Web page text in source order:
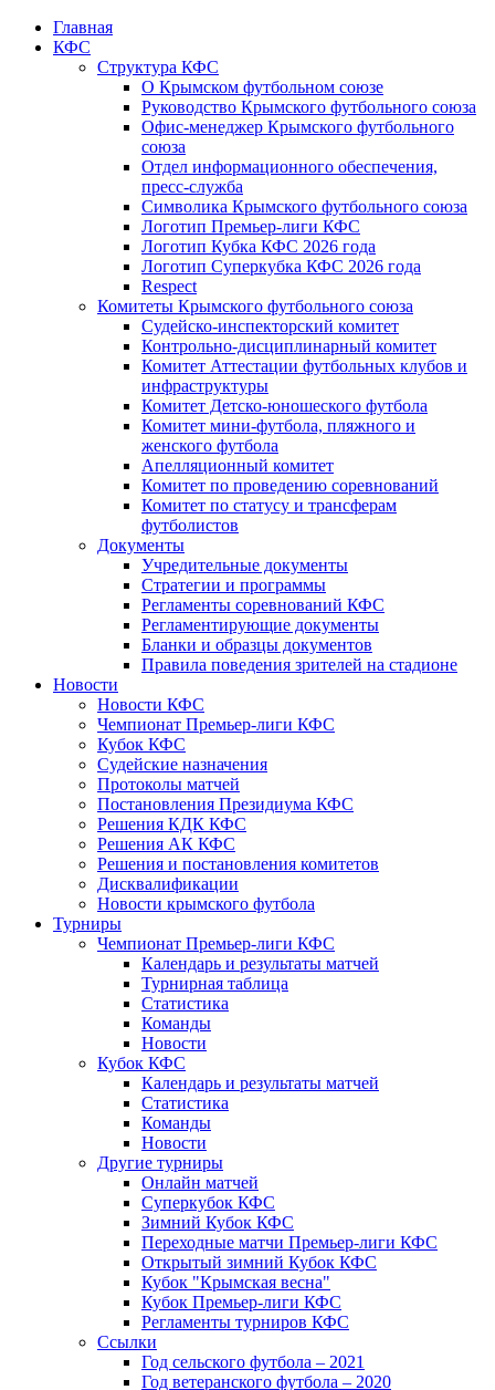
Главная
КФС
Структура КФС
О Крымском футбольном союзе
Руководство Крымского футбольного союза
Офис-менеджер Крымского футбольного
союза
Отдел информационного обеспечения,
пресс-служба
Символика Крымского футбольного союза
Логотип Премьер-лиги КФС
Логотип Кубка КФС 2026 года
Логотип Суперкубка КФС 2026 года
Respect
Комитеты Крымского футбольного союза
Судейско-инспекторский комитет
Контрольно-дисциплинарный комитет
Комитет Аттестации футбольных клубов и
инфраструктуры
Комитет Детско-юношеского футбола
Комитет мини-футбола, пляжного и
женского футбола
Апелляционный комитет
Комитет по проведению соревнований
Комитет по статусу и трансферам
футболистов
Документы
Учредительные документы
Стратегии и программы
Регламенты соревнований КФС
Регламентирующие документы
Бланки и образцы документов
Правила поведения зрителей на стадионе
Новости
Новости КФС
Чемпионат Премьер-лиги КФС
Кубок КФС
Судейские назначения
Протоколы матчей
Постановления Президиума КФС
Решения КДК КФС
Решения АК КФС
Решения и постановления комитетов
Дисквалификации
Новости крымского футбола
Турниры
Чемпионат Премьер-лиги КФС
Календарь и результаты матчей
Турнирная таблица
Статистика
Команды
Новости
Кубок КФС
Календарь и результаты матчей
Статистика
Команды
Новости
Другие турниры
Онлайн матчей
Суперкубок КФС
Зимний Кубок КФС
Переходные матчи Премьер-лиги КФС
Открытый зимний Кубок КФС
Кубок "Крымская весна"
Кубок Премьер-лиги КФС
Регламенты турниров КФС
Ссылки
Год сельского футбола – 2021
Год ветеранского футбола – 2020